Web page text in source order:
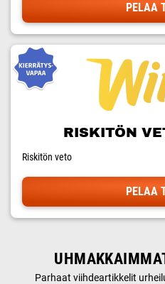
PELAA
RISKITÖN
Riskitön veto
PELAA
Parhaat viihdeartikkelit